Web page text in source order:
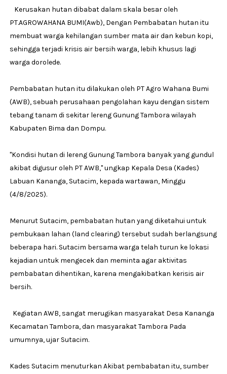
Kerusakan hutan dibabat dalam skala besar oleh
PT.AGROWAHANA BUMI(Awb), Dengan Pembabatan hutan itu
membuat warga kehilangan sumber mata air dan kebun kopi,
sehingga terjadi krisis air bersih warga, lebih khusus lagi
warga dorolede.
Pembabatan hutan itu dilakukan oleh PT Agro Wahana Bumi
(AWB), sebuah perusahaan pengolahan kayu dengan sistem
tebang tanam di sekitar lereng Gunung Tambora wilayah
Kabupaten Bima dan Dompu.
"Kondisi hutan di lereng Gunung Tambora banyak yang gundul
akibat digusur oleh PT AWB," ungkap Kepala Desa (Kades)
Labuan Kananga, Sutacim, kepada wartawan, Minggu
(4/8/2025).
Menurut Sutacim, pembabatan hutan yang diketahui untuk
pembukaan lahan (land clearing) tersebut sudah berlangsung
beberapa hari. Sutacim bersama warga telah turun ke lokasi
kejadian untuk mengecek dan meminta agar aktivitas
pembabatan dihentikan, karena mengakibatkan kerisis air
bersih.
Kegiatan AWB, sangat merugikan masyarakat Desa Kananga
Kecamatan Tambora, dan masyarakat Tambora Pada
umumnya, ujar Sutacim.
Kades Sutacim menuturkan Akibat pembabatan itu, sumber